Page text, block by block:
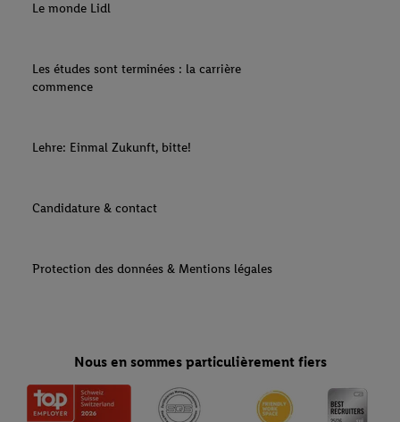
Le monde Lidl
Les études sont terminées : la carrière
commence
Lehre: Einmal Zukunft, bitte!
Candidature & contact
Protection des données & Mentions légales
Nous en sommes particulièrement fiers